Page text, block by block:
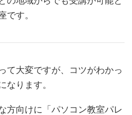
です。
て大変ですが、コツがわかっ
なります。
方向けに「パソコン教室パレ